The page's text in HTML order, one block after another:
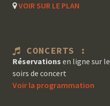
VOIR SUR LE PLAN
CONCERTS :
Réservations en ligne sur
soirs de concert
Voir la programmation